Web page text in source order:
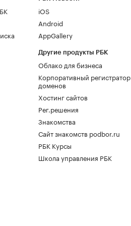
iOS
Android
AppGallery
Другие продукты РБК
Облако для бизнеса
Корпоративный регистратор
доменов
Хостинг сайтов
Рег.решения
Знакомства
Сайт знакомств podbor.ru
РБК Курсы
Школа управления РБК